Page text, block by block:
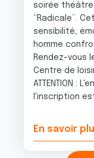
soirée
“Radicale”.
sensibilité,
homme
Rendez-vous
Centre de
ATTENTION :
l'inscription
En savoir